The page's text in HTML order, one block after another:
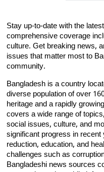
Stay up-to-date with the
comprehensive coverage
culture. Get breaking news,
issues that matter most to
community.
Bangladesh is a country
diverse population of over
heritage and a rapidly
covers a wide range of
social issues, culture, and
significant progress in
reduction, education, and
challenges such as
Bangladeshi news sources